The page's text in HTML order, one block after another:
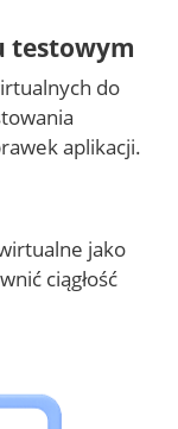
testowym
do
aplikacji.
jako
ciągłość